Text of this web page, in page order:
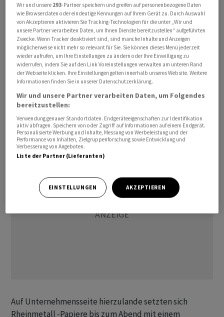
Fachleute lenken die Aufmerksamkeit nun vor allem auf
die Verbraucherpreise für Deutschland am Dienstag
und für die USA am Mittwoch. Am Donnerstag stehen
zudem in den Vereinigten Staaten die Erzeugerpreise
auf der Agenda. Diese Daten könnten, so die Hoffnung
der Börsianer, weitere Hinweise auf die künftige
Geldpolitik geben. In der vergangenen Woche gab es
erneut Signale von der US-Notenbank, wonach nach
der Pause im Juni die Zinsen in diesem Jahr noch weiter
steigen dürften. Am Markt wird aktuell mit zwei
weiteren Leitzinsanhebungen für 2023 gerechnet.
Auf Unternehmensseite hierzulande setzten sich
Rheinmetall -Papiere bis zum Abend mit einem
Wir und unsere 293-Partner speichern und greifen auf personenbezogene Daten
wie Browserdaten oder eindeutige Kennungen auf Ihrem Gerät zu. Durch Auswahl
von Akzeptieren aktivieren Sie Tracking-Technologien für die unter „Wir und
unsere Partner verarbeiten Daten, um Ihnen Dienste bereitzustellen“ aufgeführten
Zwecke. Wenn Tracker deaktiviert sind, sind manche Inhalte und Anzeigen
möglicherweise nicht mehr so relevant für Sie. Sie können dieses Menü jederzeit
wieder aufrufen, um Ihre Einstellungen zu ändern oder Ihre Einwilligung zu
widerrufen, indem Sie auf den Link Voreinstellungen verwalten am unteren Rand
der Webseite klicken. Ihre Einstellungen gelten innerhalb unseres Website. Weitere
Informationen finden Sie in unserer Datenschutzerklärung.
Wir und unsere Partner verarbeiten Daten, um Folgendes
bereitzustellen:
Verwendung genauer Standortdaten. Endgeräteeigenschaften zur Identifikation
aktiv abfragen. Speichern von oder Zugriff auf Informationen auf einem Endgerät.
Personalisierte Werbung und Inhalte, Messung von Werbeleistung und der
Performance von Inhalten, Zielgruppenforschung sowie Entwicklung und
Verbesserung von Angeboten.
Liste der Partner (Lieferanten)
EINSTELLUNGEN AKZEPTIEREN